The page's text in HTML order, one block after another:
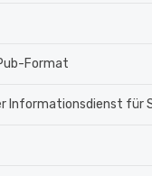
Format
Informationsdienst für